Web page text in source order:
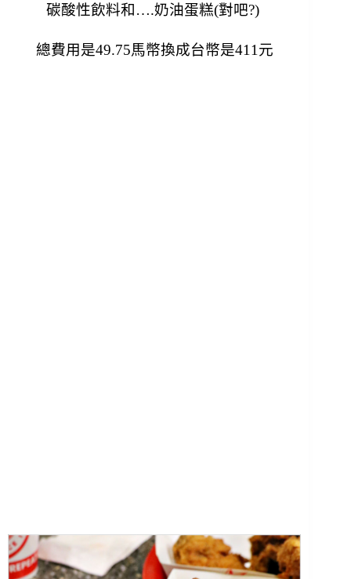
碳酸性飲料和….奶油蛋糕(對吧?)
總費用是49.75馬幣換成台幣是411元